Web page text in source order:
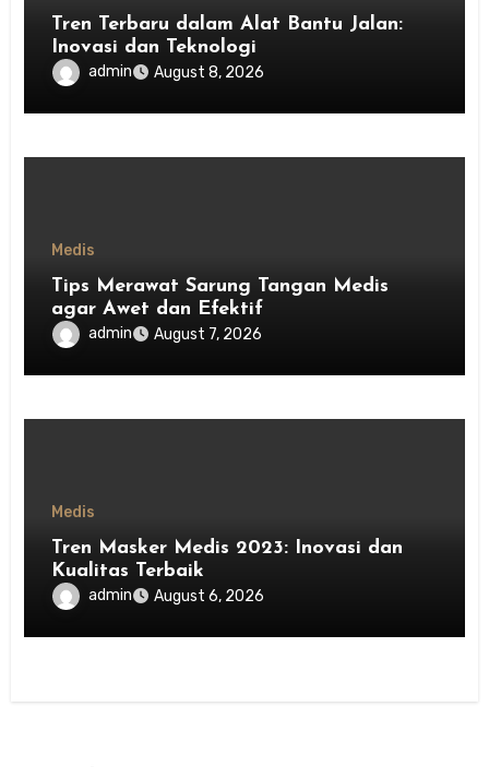
Tren Terbaru dalam Alat Bantu Jalan:
Inovasi dan Teknologi
admin August 8, 2026
Medis
Tips Merawat Sarung Tangan Medis
agar Awet dan Efektif
admin August 7, 2026
Medis
Tren Masker Medis 2023: Inovasi dan
Kualitas Terbaik
admin August 6, 2026